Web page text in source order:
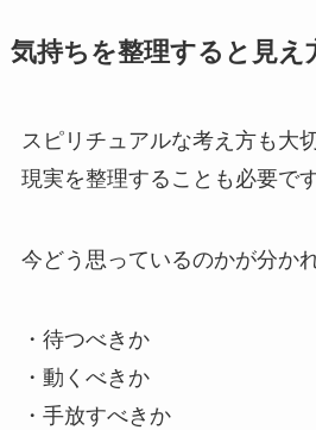
気持ちを整理すると見え
スピリチュアルな考え方も大
現実を整理することも必要です
今どう思っているのかが分かれ
・待つべきか
・動くべきか
・手放すべきか